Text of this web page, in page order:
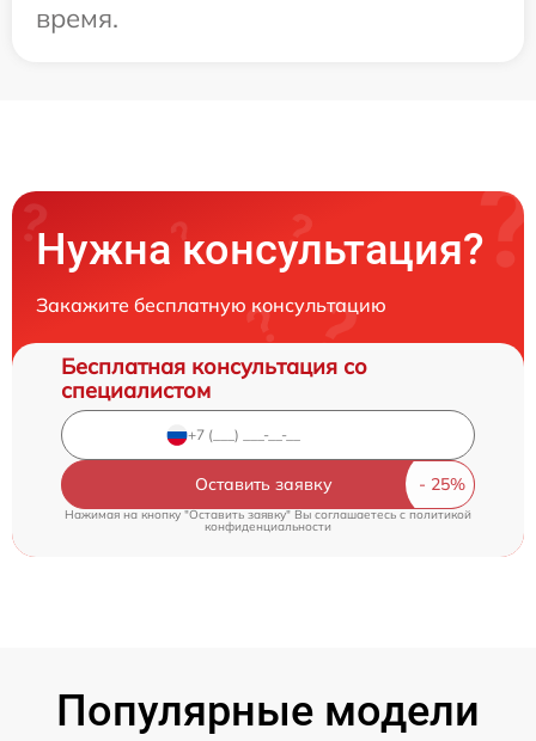
время.
Нужна консультация?
Закажите бесплатную консультацию
Бесплатная консультация со
специалистом
Оставить заявку
Нажимая на кнопку "Оставить заявку" Вы соглашаетесь cполитикой
конфиденциальности
Популярные модели